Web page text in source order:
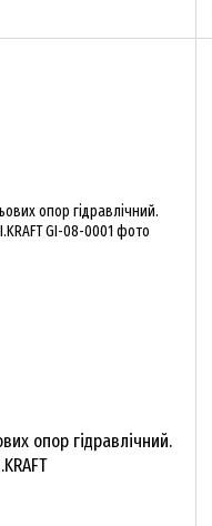
опор гідравлічний.